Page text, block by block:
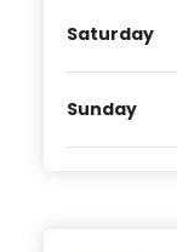
Saturday
Sunday